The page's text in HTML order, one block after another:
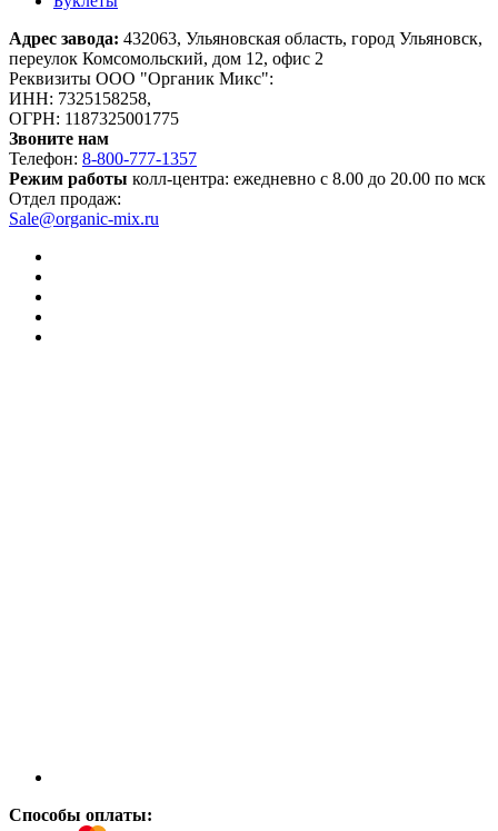
Адрес завода: 432063, Ульяновская область, город Ульяновск,
переулок Комсомольский, дом 12, офис 2
Реквизиты ООО "Органик Микс":
ИНН: 7325158258,
ОГРН: 1187325001775
Звоните нам
Телефон: 8-800-777-1357
Режим работы колл-центра: ежедневно с 8.00 до 20.00 по мск
Отдел продаж:
Sale@organic-mix.ru
Способы оплаты: